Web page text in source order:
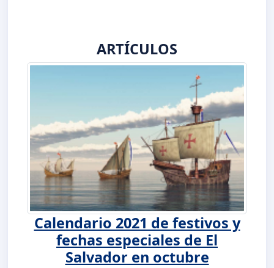
ARTÍCULOS
Calendario 2021 de festivos y
fechas especiales de El
Salvador en octubre